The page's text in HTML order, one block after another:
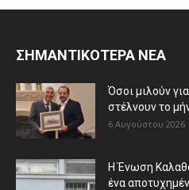
ΣΗΜΑΝΤΙΚΟΤΕΡΑ ΝΕΑ
Όσοι μιλούν
στέλνουν το
6 Αυγούστου 2026
Η Ένωση
ένα